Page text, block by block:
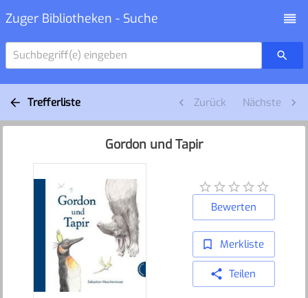
Zuger Bibliotheken - Suche
Suchbegriff(e) eingeben
Trefferliste Zurück Nächste
Gordon und Tapir
Bewerten
Merkliste
Teilen